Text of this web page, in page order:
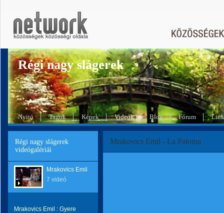
Régi nagy slágerek
Nyitó Tagok Képek Videók Blog Fórum
Régi nagy slágerek
videógalériái
Mrakovics Emil
7 videó
Mrakovics Emil : Gyere
Mrakovics Emil - La Paloma